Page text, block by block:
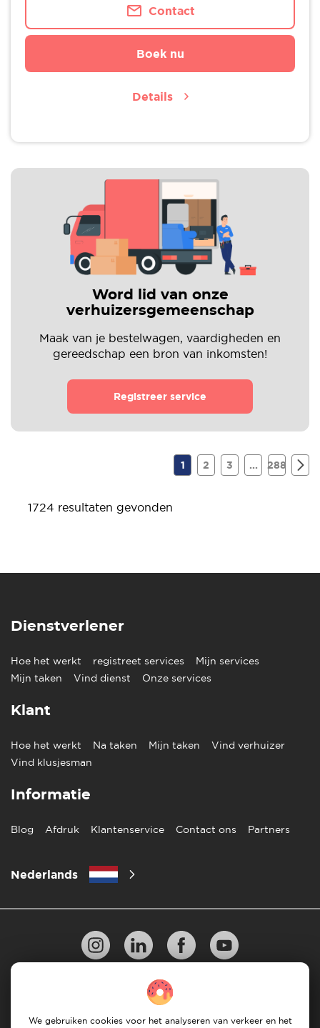
Contact
Boek nu
Details
Word lid van onze
verhuizersgemeenschap
Maak van je bestelwagen, vaardigheden en
gereedschap een bron van inkomsten!
Registreer service
1724 resultaten gevonden
1 2 3 ... 288
Dienstverlener
Hoe het werkt registreet services
Mijn services
Mijn taken
Vind dienst Onze services
Klant
Hoe het werkt Na taken Mijn taken
Vind verhuizer
Vind klusjesman
Informatie
Blog Afdruk Klantenservice Contact ons Partners
Nederlands
10 regels voor succesvol verhuizen
Richtlijnen voor betaling Algemene Voorwaarden
We gebruiken cookies voor het analyseren van verkeer en het